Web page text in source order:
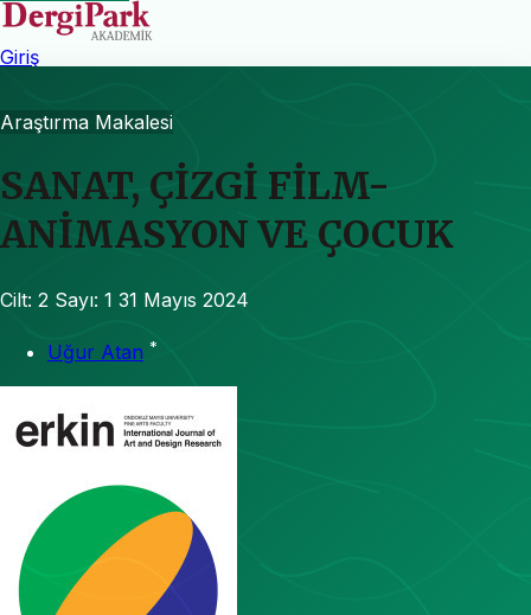
Giriş
Araştırma Makalesi
SANAT, ÇİZGİ FİLM-
ANİMASYON VE ÇOCUK
Cilt: 2 Sayı: 1 31 Mayıs 2024
Uğur Atan *